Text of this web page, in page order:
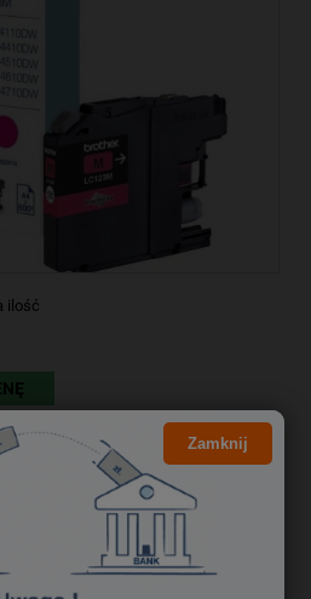
ilość
do koszyka
Zamknij